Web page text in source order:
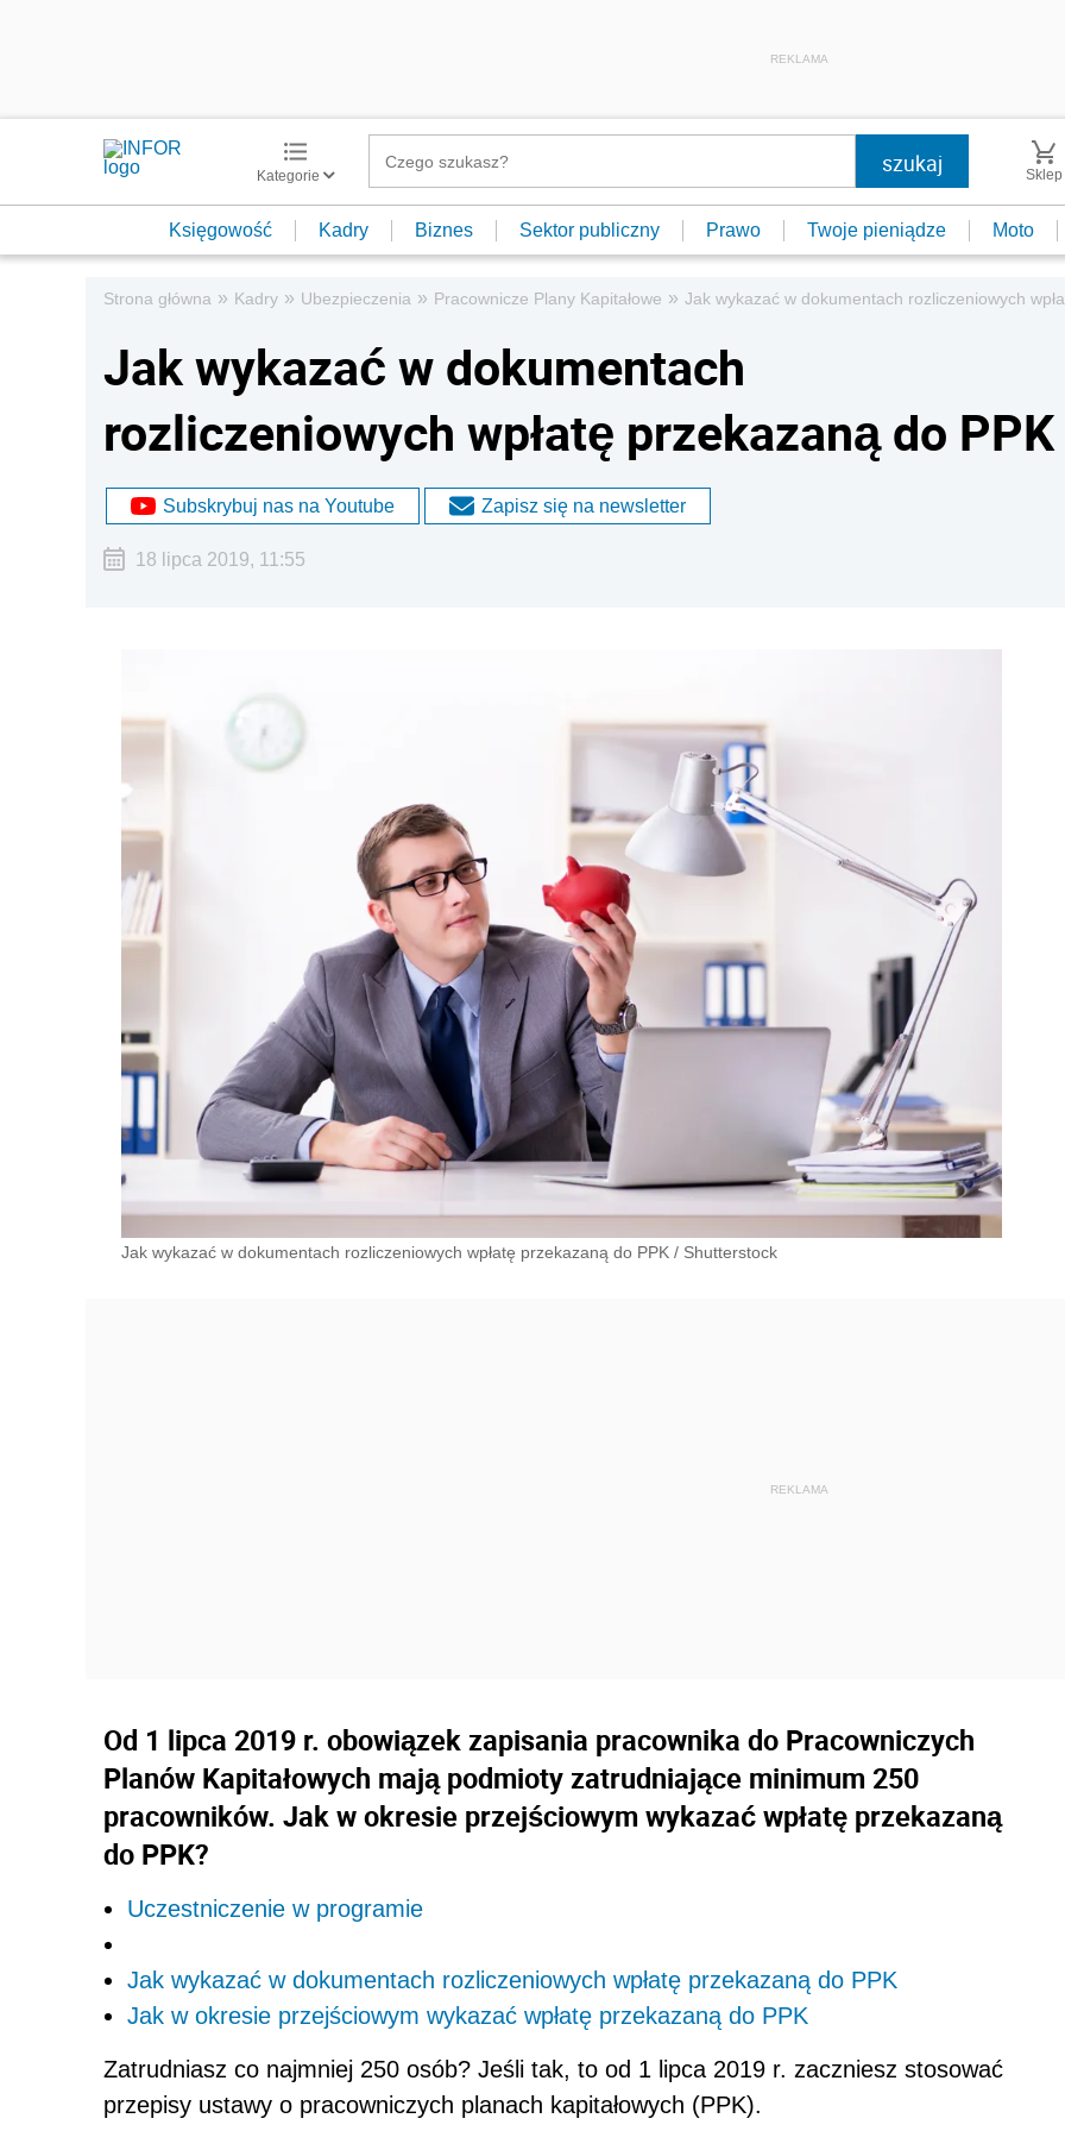
REKLAMA
Kategorie Sklep
Księgowość Kadry Biznes Sektor publiczny Prawo Twoje pieniądze Moto
Strona główna » Kadry » Ubezpieczenia » Pracownicze Plany Kapitałowe » Jak wykazać w dokumentach rozliczeniowych
Jak wykazać w dokumentach
rozliczeniowych wpłatę przekazaną do PPK
Subskrybuj nas na Youtube Zapisz się na newsletter
18 lipca 2019, 11:55
Jak wykazać w dokumentach rozliczeniowych wpłatę przekazaną do PPK / Shutterstock
Od 1 lipca 2019 r. obowiązek zapisania pracownika do Pracowniczych
Planów Kapitałowych mają podmioty zatrudniające minimum 250
pracowników. Jak w okresie przejściowym wykazać wpłatę przekazaną
do PPK?
Uczestniczenie w programie
Jak wykazać w dokumentach rozliczeniowych wpłatę przekazaną do PPK
Jak w okresie przejściowym wykazać wpłatę przekazaną do PPK
Zatrudniasz co najmniej 250 osób? Jeśli tak, to od 1 lipca 2019 r. zaczniesz stosować
przepisy ustawy o pracowniczych planach kapitałowych (PPK).